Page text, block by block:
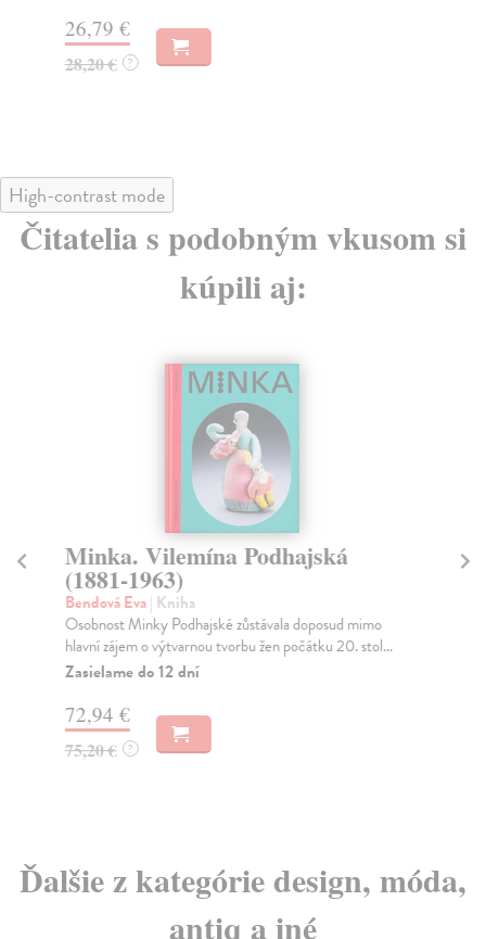
26,79 €
28,20 € ?
High-contrast mode
Čitatelia s podobným vkusom si
kúpili aj:
Minka. Vilemína Podhajská
(1881-1963)
Bendová Eva| Kniha
Osobnost Minky Podhajské zůstávala doposud mimo
hlavní zájem o výtvarnou tvorbu žen počátku 20. stol...
Zasielame do 12 dní
72,94 €
75,20 € ?
Ďalšie z kategórie design, móda,
antiq a iné